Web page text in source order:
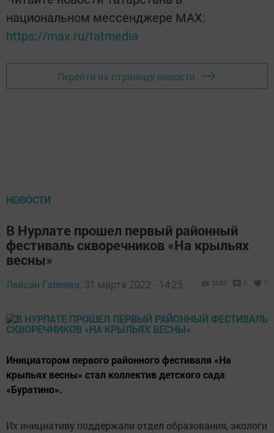
национальном мессенджере MАХ:
https://max.ru/tatmedia
Перейти на страницу новости
НОВОСТИ
В Нурлате прошел первый районный
фестиваль скворечников «На крыльях
весны»
Лейсан Галиева, 31 марта 2022 - 14:25 2050 0 1
Инициатором первого районного фестиваля «На
крыльях весны» стал коллектив детского сада
«Буратино».
Их инициативу поддержали отдел образования, экологи